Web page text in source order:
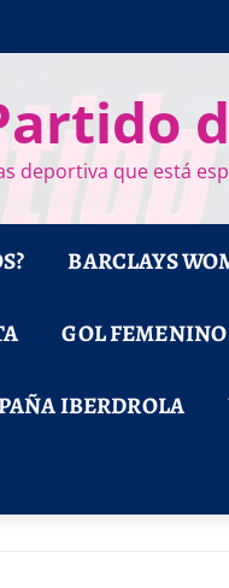
deportiva que está
BARCLAYS
GOL
IBERDROLA